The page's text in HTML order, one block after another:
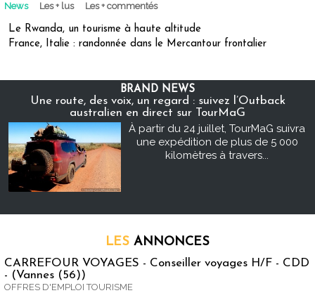
News Les + lus Les + commentés
Le Rwanda, un tourisme à haute altitude
France, Italie : randonnée dans le Mercantour frontalier
BRAND NEWS
Une route, des voix, un regard : suivez l’Outback
australien en direct sur TourMaG
À partir du 24 juillet, TourMaG suivra
une expédition de plus de 5 000
kilomètres à travers...
LES ANNONCES
CARREFOUR VOYAGES - Conseiller voyages H/F - CDD
- (Vannes (56))
OFFRES D'EMPLOI TOURISME